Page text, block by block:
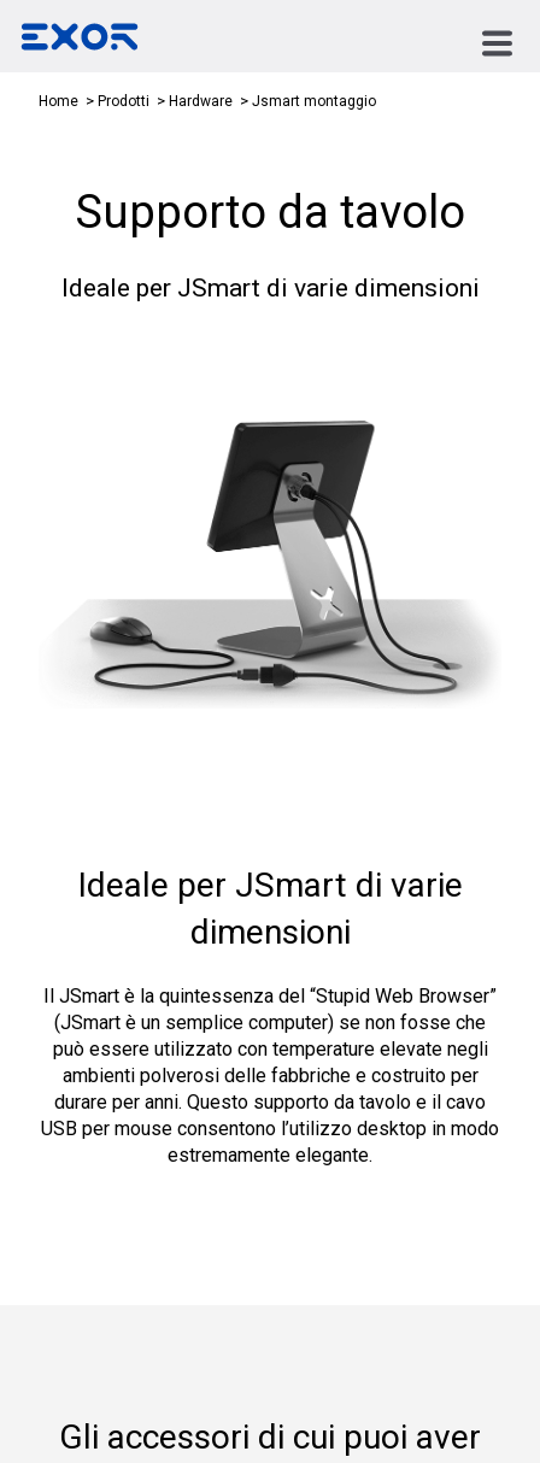
Home Prodotti Hardware Jsmart montaggio
Supporto da tavolo
Ideale per JSmart di varie dimensioni
Ideale per JSmart di varie
dimensioni
Il JSmart è la quintessenza del “Stupid Web Browser”
(JSmart è un semplice computer) se non fosse che
può essere utilizzato con temperature elevate negli
ambienti polverosi delle fabbriche e costruito per
durare per anni. Questo supporto da tavolo e il cavo
USB per mouse consentono l’utilizzo desktop in modo
estremamente elegante.
Gli accessori di cui puoi aver